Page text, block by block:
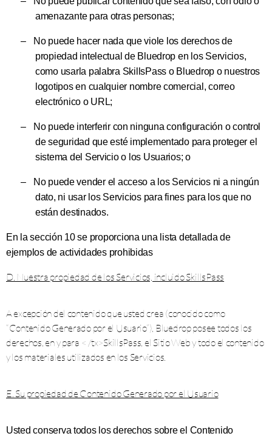
amenazante para otras personas;
–
No puede hacer nada que viole los derechos de
propiedad intelectual de Bluedrop en los Servicios,
como usarla palabra SkillsPass o Bluedrop o nuestros
logotipos en cualquier nombre comercial, correo
electrónico o URL;
–
No puede interferir con ninguna configuración o control
de seguridad que esté implementado para proteger el
sistema del Servicio o los Usuarios; o
–
No puede vender el acceso a los Servicios ni a ningún
dato, ni usar los Servicios para fines para los que no
están destinados.
En la sección 10 se proporciona una lista detallada de
ejemplos de actividades prohibidas
D. Nuestra propiedad de los Servicios, incluido SkillsPass
A excepción del contenido que usted crea (conocido como
“Contenido Generado por el Usuario”), Bluedrop posee todos los
derechos, en y para < /tx>SkillsPass, el Sitio Web y todo el contenido
y los materiales utilizados en los Servicios.
E. Su propiedad de Contenido Generado por el Usuario
Usted conserva todos los derechos sobre el Contenido